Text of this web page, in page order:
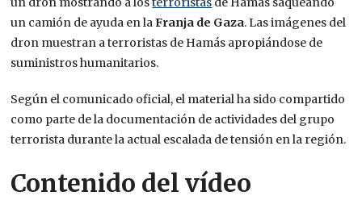
un camión de ayuda en laFranja de Gaza. Las imágenes del
dron muestran a terroristas de Hamás apropiándose de
suministros humanitarios.
Según el comunicado oficial, el material ha sido compartido
como parte de la documentación de actividades del grupo
terrorista durante la actual escalada de tensión en la región.
Contenido del vídeo